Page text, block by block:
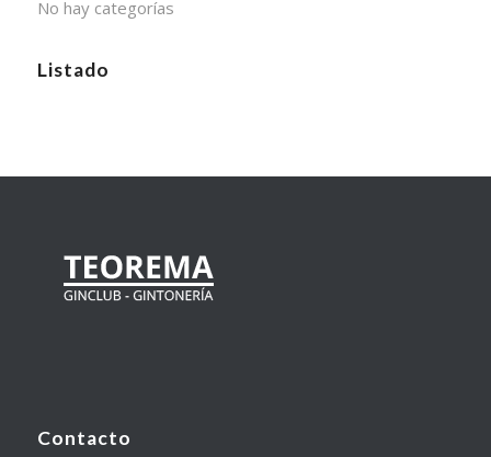
No hay categorías
Listado
Contacto